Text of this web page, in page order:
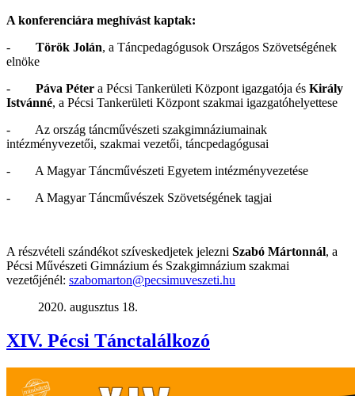
A konferenciára meghívást kaptak:
- Török Jolán, a Táncpedagógusok Országos Szövetségének
elnöke
- Páva Péter a Pécsi Tankerületi Központ igazgatója és Király
Istvánné, a Pécsi Tankerületi Központ szakmai igazgatóhelyettese
- Az ország táncművészeti szakgimnáziumainak
intézményvezetői, szakmai vezetői, táncpedagógusai
- A Magyar Táncművészeti Egyetem intézményvezetése
- A Magyar Táncművészek Szövetségének tagjai
A részvételi szándékot szíveskedjetek jelezni Szabó Mártonnál, a
Pécsi Művészeti Gimnázium és Szakgimnázium szakmai
vezetőjénél: szabomarton@pecsimuveszeti.hu
2020. augusztus 18.
XIV. Pécsi Tánctalálkozó